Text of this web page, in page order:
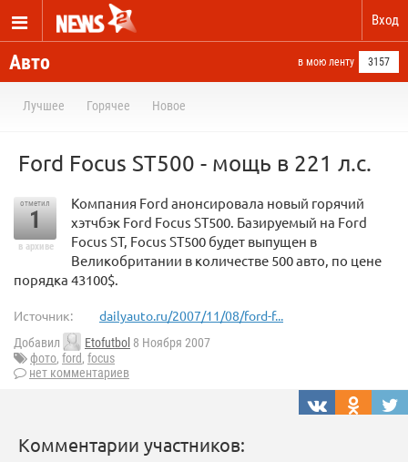
Вход
Авто в мою ленту 3157
Лучшее Горячее Новое
Ford Focus ST500 - мощь в 221 л.с.
отметил
1
в архиве
Компания Ford анонсировала новый горячий
хэтчбэк Ford Focus ST500. Базируемый на Ford
Focus ST, Focus ST500 будет выпущен в
Великобритании в количестве 500 авто, по цене
порядка 43100$.
Источник: dailyauto.ru/2007/11/08/ford-f...
Добавил Etofutbol 8 Ноября 2007
фото, ford, focus
нет комментариев
Комментарии участников: